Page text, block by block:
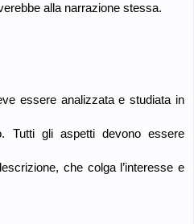
alla narrazione stessa.
essere analizzata e studiata in
Tutti gli aspetti devono essere
che colga l’interesse e